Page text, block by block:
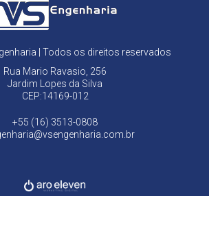
| Todos os direitos reservados
Rua Mario Ravasio, 256
Jardim Lopes da Silva
CEP:14169-012
+55 (16) 3513-0808